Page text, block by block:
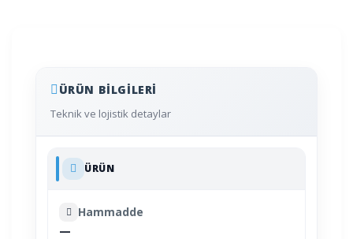
ÜRÜN BILGILERI
Teknik ve lojistik detaylar
ÜRÜN
Hammadde
—